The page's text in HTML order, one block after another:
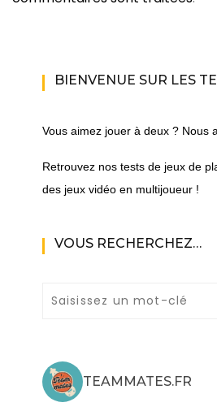
BIENVENUE SUR LES
Vous aimez jouer à deux ? Nous
Retrouvez nos tests de jeux de
des jeux vidéo en multijoueur !
VOUS RECHERCHEZ…
TEAMMATES.FR